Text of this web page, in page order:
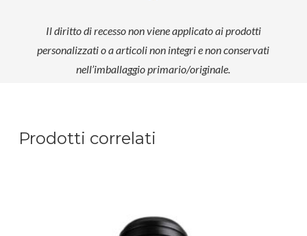
Il diritto di recesso non viene applicato ai prodotti
personalizzati o a articoli non integri e non conservati
nell’imballaggio primario/originale.
Prodotti correlati